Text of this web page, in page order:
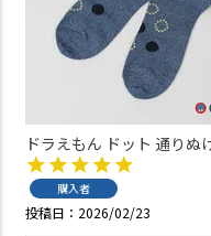
ドラえもん ドット 通りぬ
クス メンズ 02462203
購入者
投稿日 2026/02/23